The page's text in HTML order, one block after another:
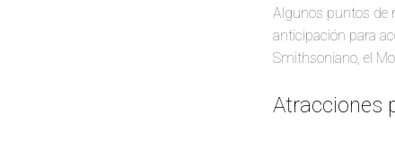
Algunos puntos de
anticipación para
Smithsoniano, el
Atracciones